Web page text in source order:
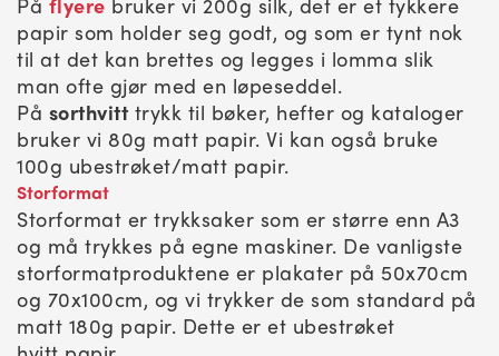
papir som holder seg godt, og som er tynt nok
til at det kan brettes og legges i lomma slik
man ofte gjør med en løpeseddel.
På sorthvitttrykk til bøker, hefter og kataloger
bruker vi 80g matt papir. Vi kan også bruke
100g ubestrøket/matt papir.
Storformat
Storformat er trykksaker som er større enn A3
og må trykkes på egne maskiner. De vanligste
storformatproduktene er plakater på 50x70cm
og 70x100cm, og vi trykker de som standard på
matt 180g papir. Dette er et ubestrøket